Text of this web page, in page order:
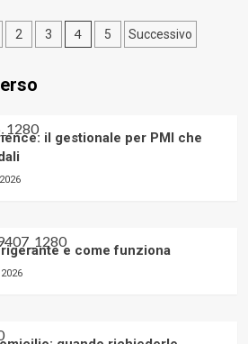
2 3 4 5 Successivo
il gestionale per PMI che
e come funziona